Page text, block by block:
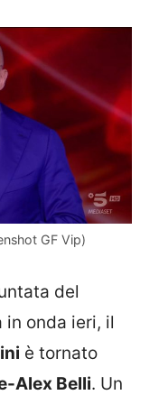
GF Vip)
del
in onda ieri, il
è tornato
Alex Belli. Un